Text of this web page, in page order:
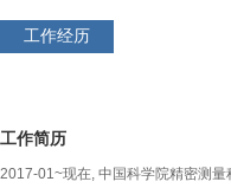
工作经历
工作简历
2017-01~现在, 中国科学院精密测